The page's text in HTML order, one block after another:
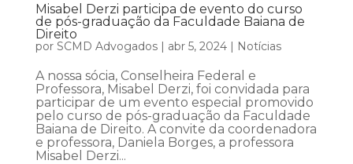
Misabel Derzi participa de evento do curso
de pós-graduação da Faculdade Baiana de
Direito
por SCMD Advogados| abr 5, 2024| Notícias
A nossa sócia, Conselheira Federal e
Professora, Misabel Derzi, foi convidada para
participar de um evento especial promovido
pelo curso de pós-graduação da Faculdade
Baiana de Direito. A convite da coordenadora
e professora, Daniela Borges, a professora
Misabel Derzi...